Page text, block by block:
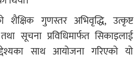
शैक्षिक गुणस्तर अभिवृद्धि, उत्कृष्ट
तथा सूचना प्रविधिमार्फत सिकाइलाई
साथ आयोजना गरिएको यो